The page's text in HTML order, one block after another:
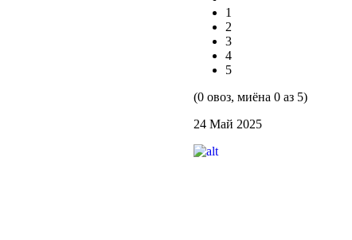
1
2
3
4
5
(0 овоз, миёна 0 аз 5)
24 Май 2025